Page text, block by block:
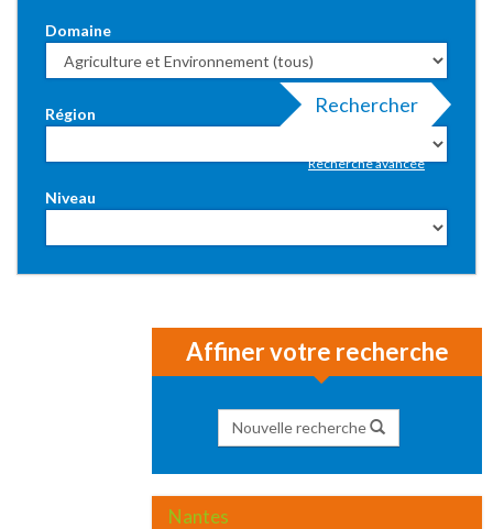
Domaine
Région
Niveau
Rechercher
Recherche avancée
Affiner votre recherche
Nouvelle recherche
Nantes